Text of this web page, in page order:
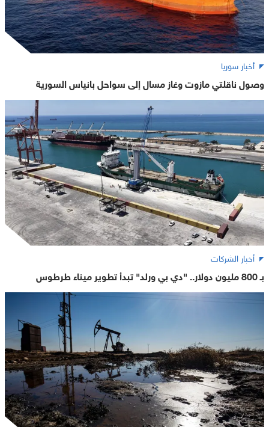
أخبار سوريا
وصول ناقلتي مازوت وغاز مسال إلى سواحل بانياس السورية
أخبار الشركات
بـ 800 مليون دولار.. "دي بي ورلد" تبدأ تطوير ميناء طرطوس